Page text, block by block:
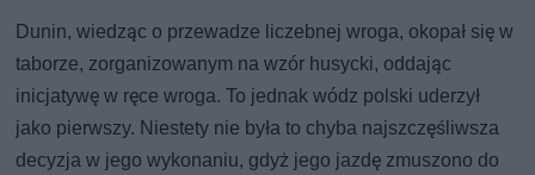
Dunin, wiedząc o przewadze liczebnej wroga, okopał się w
taborze, zorganizowanym na wzór husycki, oddając
inicjatywę w ręce wroga. To jednak wódz polski uderzył
jako pierwszy. Niestety nie była to chyba najszczęśliwsza
decyzja w jego wykonaniu, gdyż jego jazdę zmuszono do